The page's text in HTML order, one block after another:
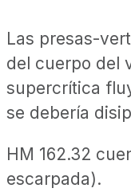
Las presas-
del cuerpo del
supercrítica
se debería
HM 162.32
escarpada).